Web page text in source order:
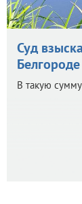
Суд
Белгороде
В такую